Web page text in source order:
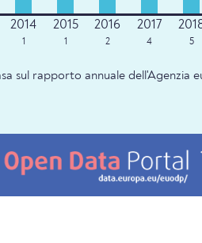
1 1 2 4 5
sul rapporto annuale dell'Agenzia